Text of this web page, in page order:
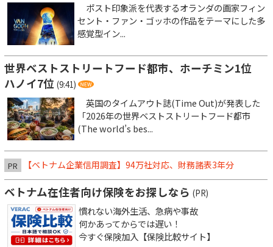
ポスト印象派を代表するオランダの画家フィン
セント・ファン・ゴッホの作品をテーマにした多
感覚型イン...
世界ベストストリートフード都市、ホーチミン1位
ハノイ7位 (9:41)
英国のタイムアウト誌(Time Out)が発表した
「2026年の世界ベストストリートフード都市
(The world’s bes...
PR 【ベトナム企業信用調査】94万社対応、財務諸表3年分
ベトナム在住者向け保険をお探しなら (PR)
慣れない海外生活、急病や事故
何かあってからでは遅い！
今すぐ保険加入【保険比較サイト】